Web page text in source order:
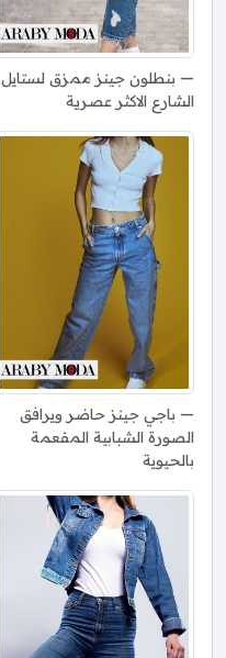
بنطلون جينز ممزق لستايل
الشارع الاكثر عصرية
باجي جينز حاضر ويرافق
الصورة الشبابية المفعمة
بالحيوية